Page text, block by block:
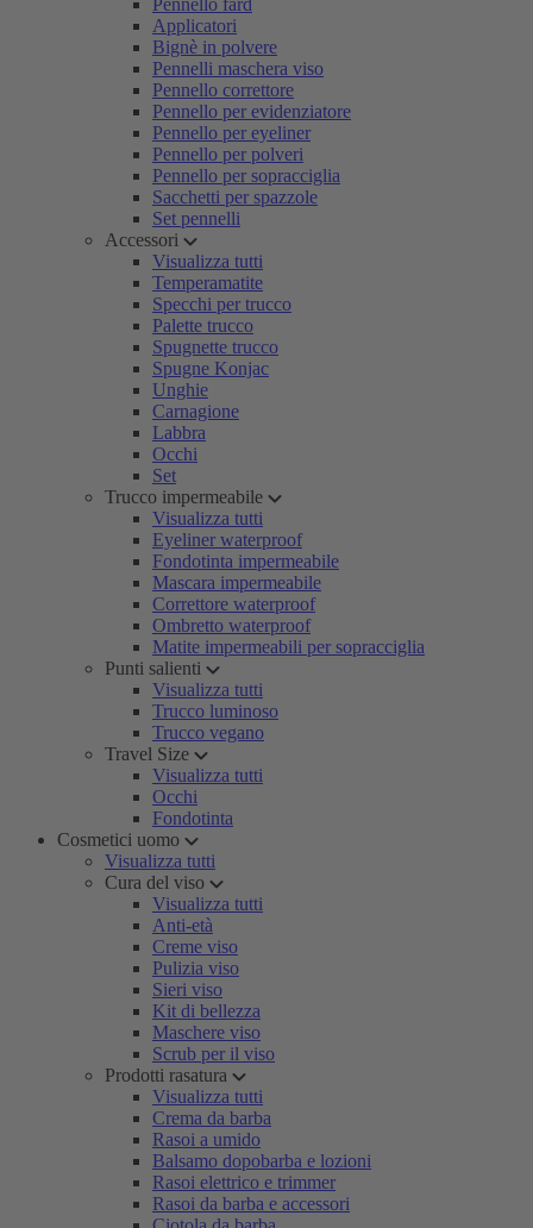
Pennello fard
Applicatori
Bignè in polvere
Pennelli maschera viso
Pennello correttore
Pennello per evidenziatore
Pennello per eyeliner
Pennello per polveri
Pennello per sopracciglia
Sacchetti per spazzole
Set pennelli
Accessori
Visualizza tutti
Temperamatite
Specchi per trucco
Palette trucco
Spugnette trucco
Spugne Konjac
Unghie
Carnagione
Labbra
Occhi
Set
Trucco impermeabile
Visualizza tutti
Eyeliner waterproof
Fondotinta impermeabile
Mascara impermeabile
Correttore waterproof
Ombretto waterproof
Matite impermeabili per sopracciglia
Punti salienti
Visualizza tutti
Trucco luminoso
Trucco vegano
Travel Size
Visualizza tutti
Occhi
Fondotinta
Cosmetici uomo
Visualizza tutti
Cura del viso
Visualizza tutti
Anti-età
Creme viso
Pulizia viso
Sieri viso
Kit di bellezza
Maschere viso
Scrub per il viso
Prodotti rasatura
Visualizza tutti
Crema da barba
Rasoi a umido
Balsamo dopobarba e lozioni
Rasoi elettrico e trimmer
Rasoi da barba e accessori